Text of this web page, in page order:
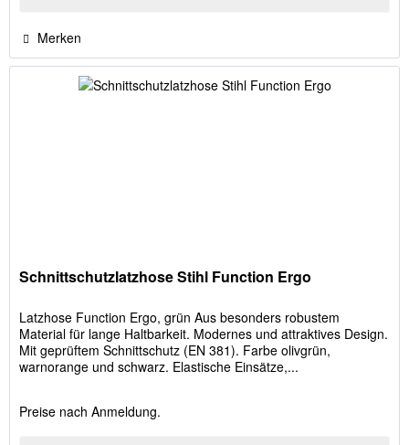
Merken
Schnittschutzlatzhose Stihl Function Ergo
Latzhose Function Ergo, grün Aus besonders robustem
Material für lange Haltbarkeit. Modernes und attraktives Design.
Mit geprüftem Schnittschutz (EN 381). Farbe olivgrün,
warnorange und schwarz. Elastische Einsätze,...
Preise nach Anmeldung.